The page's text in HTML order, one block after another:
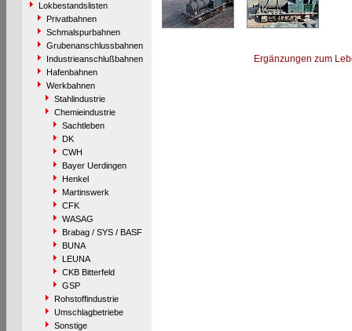
Lokbestandslisten
Privatbahnen
Schmalspurbahnen
Grubenanschlussbahnen
Industrieanschlußbahnen
Hafenbahnen
Werkbahnen
Stahlindustrie
Chemieindustrie
Sachtleben
DK
CWH
Bayer Uerdingen
Henkel
Martinswerk
CFK
WASAG
Brabag / SYS / BASF
BUNA
LEUNA
CKB Bitterfeld
GSP
Rohstoffindustrie
Umschlagbetriebe
Sonstige
Ergänzungen zum